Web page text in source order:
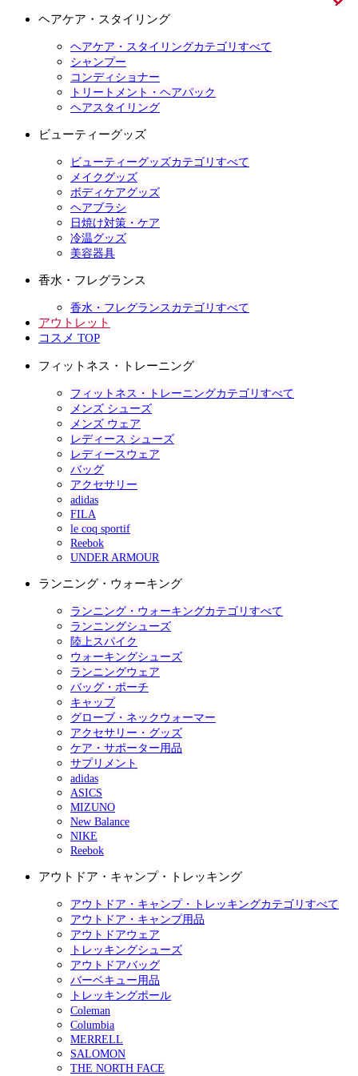
ヘアケア・スタイリング
ヘアケア・スタイリングカテゴリすべて
シャンプー
コンディショナー
トリートメント・ヘアパック
ヘアスタイリング
ビューティーグッズ
ビューティーグッズカテゴリすべて
メイクグッズ
ボディケアグッズ
ヘアブラシ
日焼け対策・ケア
冷温グッズ
美容器具
香水・フレグランス
香水・フレグランスカテゴリすべて
アウトレット
コスメ TOP
フィットネス・トレーニング
フィットネス・トレーニングカテゴリすべて
メンズ シューズ
メンズ ウェア
レディース シューズ
レディースウェア
バッグ
アクセサリー
adidas
FILA
le coq sportif
Reebok
UNDER ARMOUR
ランニング・ウォーキング
ランニング・ウォーキングカテゴリすべて
ランニングシューズ
陸上スパイク
ウォーキングシューズ
ランニングウェア
バッグ・ポーチ
キャップ
グローブ・ネックウォーマー
アクセサリー・グッズ
ケア・サポーター用品
サプリメント
adidas
ASICS
MIZUNO
New Balance
NIKE
Reebok
アウトドア・キャンプ・トレッキング
アウトドア・キャンプ・トレッキングカテゴリすべて
アウトドア・キャンプ用品
アウトドアウェア
トレッキングシューズ
アウトドアバッグ
バーベキュー用品
トレッキングポール
Coleman
Columbia
MERRELL
SALOMON
THE NORTH FACE